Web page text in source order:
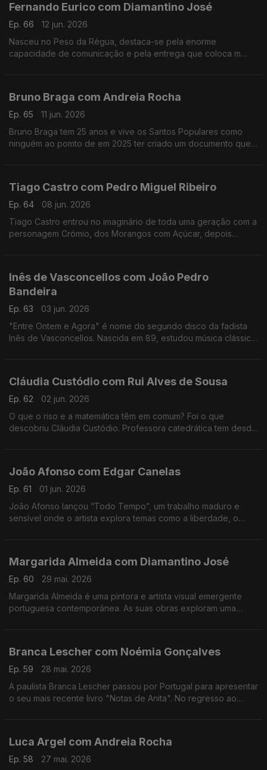
Fernando Eurico com Diamantino José
Ep. 66
12 jun. 2026
Nasceu no Peso da Régua, destaca-se pela enorme
capacidade de comunicação e pela entrega que coloca m
Bruno Braga com Andreia Rocha
Ep. 65
11 jun. 2026
Bruno Braga tem 25 anos e vive os Santos Populares como
ninguém ao pomto de em 2025 ter criado um documento que
Tiago Castro com Pedro Miguel Ribeiro
Ep. 64
08 jun. 2026
Tiago Castro entrou no imaginário de toda uma geração com a
personagem Crómio, dos Morangos com Açúcar, depois
Inês de Vasconcellos com João Pedro
Bandeira
Ep. 63
03 jun. 2026
"Entre Ontem e Agora" é nome do segundo disco da fadista
Inês de Vasconcellos. Nascida em 89, estudou música clássica,
Cláudia Custódio com Rui Alves de Sousa
Ep. 62
02 jun. 2026
O que o riso e a matemática têm em comum? Foi o que
descobriu Cláudia Custódio. Professora catedrática tem desde
João Afonso com Edgar Canelas
Ep. 61
01 jun. 2026
João Afonso lançou “Todo Tempo”, um trabalho maduro e
sensível onde o artista explora temas como a liberdade, o
Margarida Almeida com Diamantino José
Ep. 60
29 mai. 2026
Margarida Almeida é uma pintora e artista visual emergente
portuguesa contemporânea. As suas obras exploram uma
Branca Lescher com Noémia Gonçalves
Ep. 59
28 mai. 2026
A paulista Branca Lescher passou por Portugal para apresentar
o seu mais recente livro "Notas de Anita". No regresso ao
Luca Argel com Andreia Rocha
Ep. 58
27 mai. 2026